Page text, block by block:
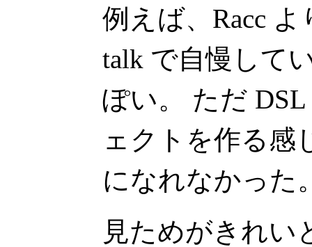
例えば、Racc
talk で自慢して
ぽい。 ただ
ェクトを作る感
になれなかった
見ためがきれい